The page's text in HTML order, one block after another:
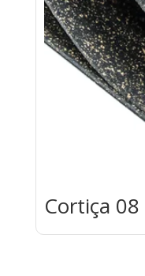
Cortiça 08